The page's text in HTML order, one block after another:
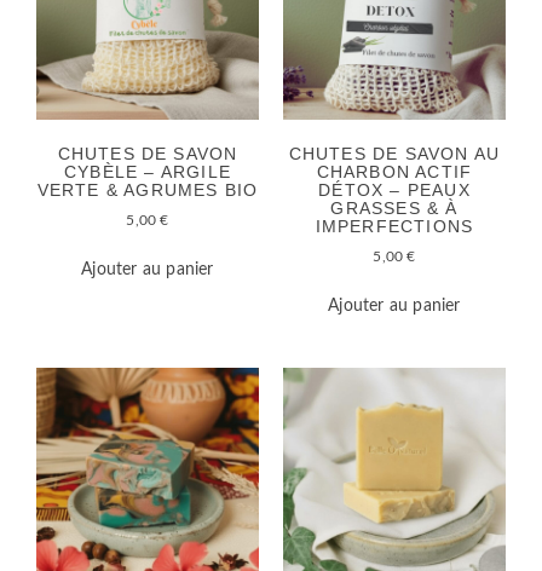
CHUTES DE SAVON
CYBÈLE – ARGILE
VERTE & AGRUMES BIO
5,00€
Ajouter au panier
CHUTES DE SAVON AU
CHARBON ACTIF
DÉTOX – PEAUX
GRASSES & À
IMPERFECTIONS
5,00€
Ajouter au panier